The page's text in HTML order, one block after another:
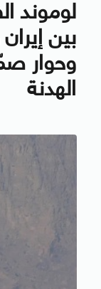
لوموند
بين
وحوار
الهدنة